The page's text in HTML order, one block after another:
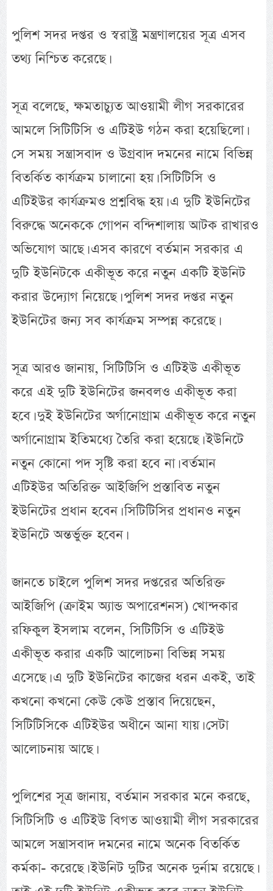
পুলিশ সদর দপ্তর ও স্বরাষ্ট্র মন্ত্রণালয়ের সূত্র এসব
তথ্য নিশ্চিত করেছে।
সূত্র বলেছে, ক্ষমতাচ্যুত আওয়ামী লীগ সরকারের
আমলে সিটিটিসি ও এটিইউ গঠন করা হয়েছিলো।
সে সময় সন্ত্রাসবাদ ও উগ্রবাদ দমনের নামে বিভিন্ন
বিতর্কিত কার্যক্রম চালানো হয়। সিটিটিসি ও
এটিইউর কার্যক্রমও প্রশ্নবিদ্ধ হয়। এ দুটি ইউনিটের
বিরুদ্ধে অনেককে গোপন বন্দিশালায় আটক রাখারও
অভিযোগ আছে। এসব কারণে বর্তমান সরকার এ
দুটি ইউনিটকে একীভূত করে নতুন একটি ইউনিট
করার উদ্যোগ নিয়েছে। পুলিশ সদর দপ্তর নতুন
ইউনিটের জন্য সব কার্যক্রম সম্পন্ন করেছে।
সূত্র আরও জানায়, সিটিটিসি ও এটিইউ একীভূত
করে এই দুটি ইউনিটের জনবলও একীভূত করা
হবে। দুই ইউনিটের অর্গানোগ্রাম একীভূত করে নতুন
অর্গানোগ্রাম ইতিমধ্যে তৈরি করা হয়েছে। ইউনিটে
নতুন কোনো পদ সৃষ্টি করা হবে না। বর্তমান
এটিইউর অতিরিক্ত আইজিপি প্রস্তাবিত নতুন
ইউনিটের প্রধান হবেন। সিটিটিসির প্রধানও নতুন
ইউনিটে অন্তর্ভুক্ত হবেন।
জানতে চাইলে পুলিশ সদর দপ্তরের অতিরিক্ত
আইজিপি (ক্রাইম অ্যান্ড অপারেশনস) খোন্দকার
রফিকুল ইসলাম বলেন, সিটিটিসি ও এটিইউ
একীভূত করার একটি আলোচনা বিভিন্ন সময়
এসেছে। এ দুটি ইউনিটের কাজের ধরন একই, তাই
কখনো কখনো কেউ কেউ প্রস্তাব দিয়েছেন,
সিটিটিসিকে এটিইউর অধীনে আনা যায়। সেটা
আলোচনায় আছে।
পুলিশের সূত্র জানায়, বর্তমান সরকার মনে করছে,
সিটিসিটি ও এটিইউ বিগত আওয়ামী লীগ সরকারের
আমলে সন্ত্রাসবাদ দমনের নামে অনেক বিতর্কিত
কর্মকা- করেছে। ইউনিট দুটির অনেক দুর্নাম রয়েছে।